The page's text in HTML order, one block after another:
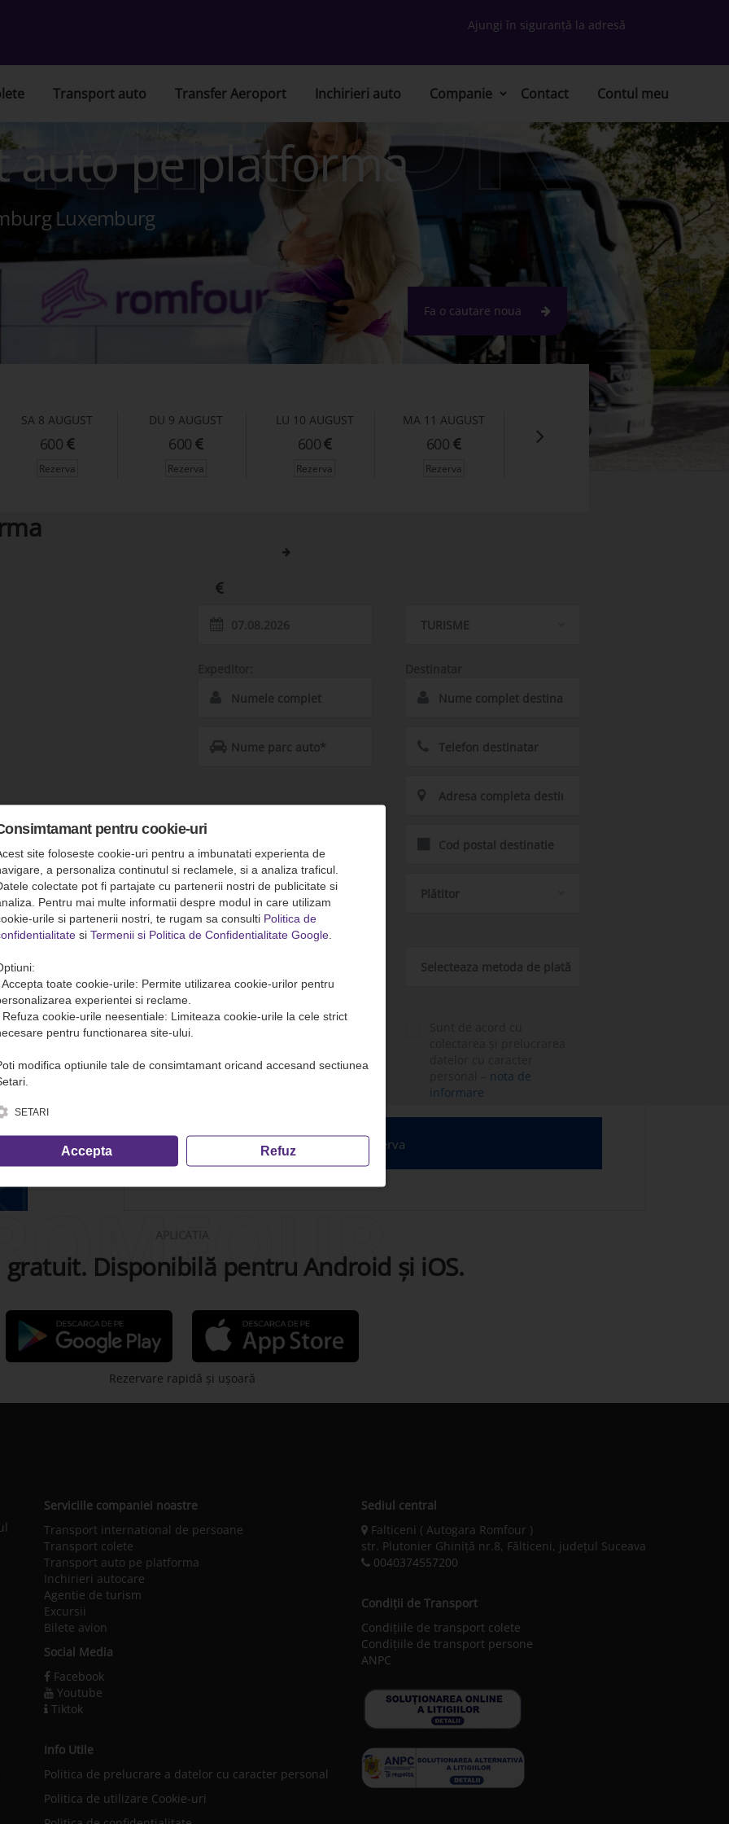
Ajungi în siguranță la adresă
Transport auto Transfer Aeroport Inchirieri auto Companie Contact Contul meu
auto pe platforma
Luxemburg
Fa o cautare noua
SA 8 AUGUST
600
Rezerva
DU 9 AUGUST
600
Rezerva
LU 10 AUGUST
600
Rezerva
MA 11 AUGUST
600
Rezerva
Luxemburg (LUX)
600
TURISME
Plătitor
Selecteaza metoda de plată
nota de
informare
gratuit. Disponibilă pentru Android şi iOS.
Rezervare rapidă şi uşoară
Serviciile companiei noastre
Transport international de persoane
Transport colete
Transport auto pe platforma
Inchirieri autocare
Agentie de turism
Excursii
Bilete avion
Social Media
Facebook
Youtube
Tiktok
Info Utile
Politica de prelucrare a datelor cu caracter personal
Politica de utilizare Cookie-uri
Sediul central
Falticeni ( Autogara Romfour )
str. Plutonier Ghiniţă nr.8, Fălticeni, judeţul Suceava
0040374557200
Condiții de Transport
Condițiile de transport colete
Condițiile de transport persone
ANPC
pentru cookie-uri
site foloseste cookie-uri pentru a imbunatati experienta de
a personaliza continutul si reclamele, si a analiza traficul.
colectate pot fi partajate cu partenerii nostri de publicitate si
Pentru mai multe informatii despre modul in care utilizam
urile si partenerii nostri, te rugam sa consulti Politica de
si Termenii si Politica de Confidentialitate Google
Accepta toate cookie-urile: Permite utilizarea cookie-urilor pentru
experientei si reclame.
Refuza cookie-urile neesentiale: Limiteaza cookie-urile la cele strict
pentru functionarea site-ului.
modifica optiunile tale de consimtamant oricand accesand sectiunea
SETARI
Accepta Refuz